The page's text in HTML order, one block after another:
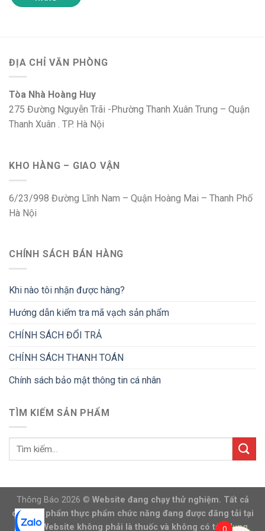
ĐỊA CHỈ VĂN PHÒNG
Tòa Nhà Hoàng Huy
275 Đường Nguyễn Trãi -Phường Thanh Xuân Trung – Quận
Thanh Xuân . TP. Hà Nội
KHO HÀNG – GIAO VẬN
6/23/998 Đường Lĩnh Nam – Quận Hoàng Mai – Thanh Phố
Hà Nội
CHÍNH SÁCH BÁN HÀNG
Khi nào tôi nhận được hàng?
Hướng dẫn kiểm tra mã vạch sản phẩm
CHÍNH SÁCH ĐỔI TRẢ
CHÍNH SÁCH THANH TOÁN
Chính sách bảo mật thông tin cá nhân
TÌM KIẾM SẢN PHẨM
Thông Báo 2026 © Website đang chạy thử nghiệm. Tất cả
các sản phẩm thực phẩm chức năng đang được đăng tải tại
trang Website không phải là thuốc và không có tác dụng
0